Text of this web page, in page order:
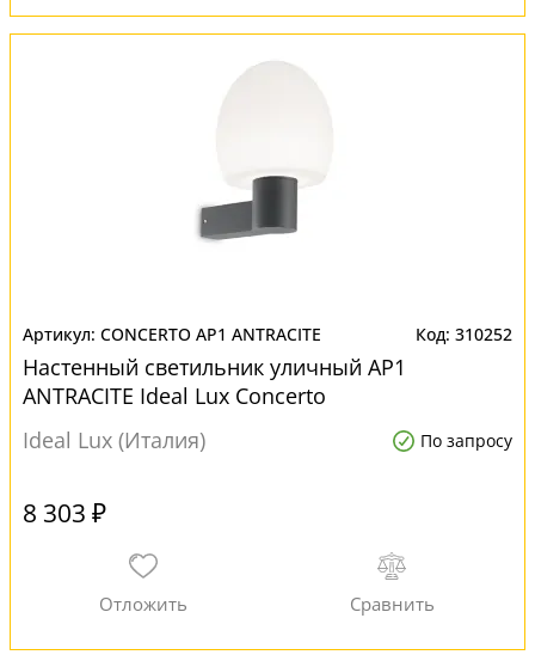
CONCERTO AP1 ANTRACITE 310252
Настенный светильник уличный AP1
ANTRACITE Ideal Lux Concerto
Ideal Lux (Италия)
По запросу
8 303 ₽